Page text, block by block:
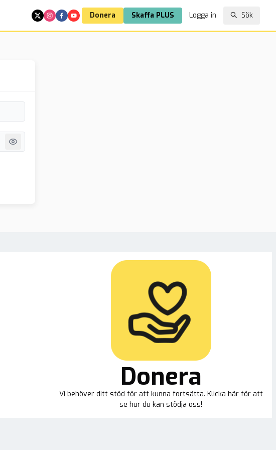
Donera Skaffa PLUS Logga in Sök
Donera
Vi behöver ditt stöd för att kunna fortsätta. Klicka här för att
se hur du kan stödja oss!